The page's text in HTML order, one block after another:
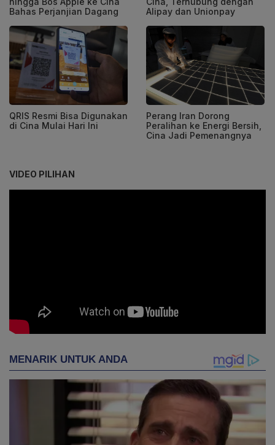
Bahas Perjanjian Dagang
Alipay dan Unionpay
QRIS Resmi Bisa Digunakan
di Cina Mulai Hari Ini
Perang Iran Dorong
Peralihan ke Energi Bersih,
Cina Jadi Pemenangnya
VIDEO PILIHAN